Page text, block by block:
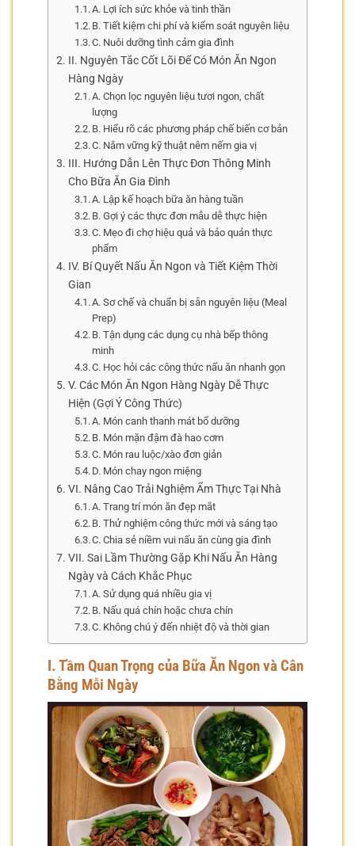
A. Lợi ích sức khỏe và tinh thần
B. Tiết kiệm chi phí và kiểm soát nguyên liệu
C. Nuôi dưỡng tình cảm gia đình
II. Nguyên Tắc Cốt Lõi Để Có Món Ăn Ngon
Hàng Ngày
A. Chọn lọc nguyên liệu tươi ngon, chất
lượng
B. Hiểu rõ các phương pháp chế biến cơ bản
C. Nắm vững kỹ thuật nêm nếm gia vị
III. Hướng Dẫn Lên Thực Đơn Thông Minh
Cho Bữa Ăn Gia Đình
A. Lập kế hoạch bữa ăn hàng tuần
B. Gợi ý các thực đơn mẫu dễ thực hiện
C. Mẹo đi chợ hiệu quả và bảo quản thực
phẩm
IV. Bí Quyết Nấu Ăn Ngon và Tiết Kiệm Thời
Gian
A. Sơ chế và chuẩn bị sẵn nguyên liệu (Meal
Prep)
B. Tận dụng các dụng cụ nhà bếp thông
minh
C. Học hỏi các công thức nấu ăn nhanh gọn
V. Các Món Ăn Ngon Hàng Ngày Dễ Thực
Hiện (Gợi Ý Công Thức)
A. Món canh thanh mát bổ dưỡng
B. Món mặn đậm đà hao cơm
C. Món rau luộc/xào đơn giản
D. Món chay ngon miệng
VI. Nâng Cao Trải Nghiệm Ẩm Thực Tại Nhà
A. Trang trí món ăn đẹp mắt
B. Thử nghiệm công thức mới và sáng tạo
C. Chia sẻ niềm vui nấu ăn cùng gia đình
VII. Sai Lầm Thường Gặp Khi Nấu Ăn Hàng
Ngày và Cách Khắc Phục
A. Sử dụng quá nhiều gia vị
B. Nấu quá chín hoặc chưa chín
C. Không chú ý đến nhiệt độ và thời gian
I. Tầm Quan Trọng của Bữa Ăn Ngon và Cân
Bằng Mỗi Ngày